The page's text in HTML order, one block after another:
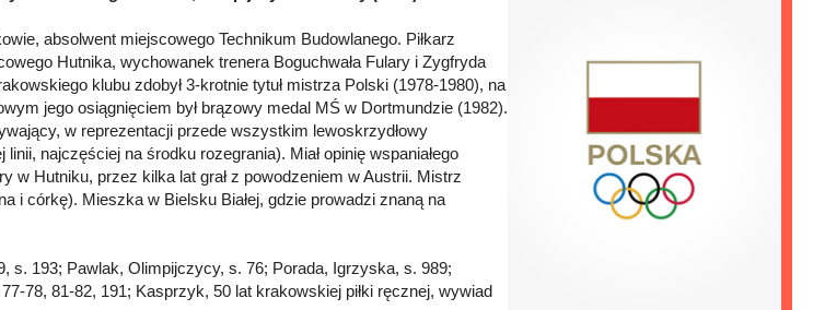
absolwent miejscowego Technikum Budowlanego. Piłkarz
Hutnika, wychowanek trenera Boguchwała Fulary i Zygfryda
klubu zdobył 3-krotnie tytuł mistrza Polski (1978-1980), na
jego osiągnięciem był brązowy medal MŚ w Dortmundzie (1982).
w reprezentacji przede wszystkim lewoskrzydłowy
linii, najczęściej na środku rozegrania). Miał opinię wspaniałego
w Hutniku, przez kilka lat grał z powodzeniem w Austrii. Mistrz
i córkę). Mieszka w Bielsku Białej, gdzie prowadzi znaną na
s. 193; Pawlak, Olimpijczycy, s. 76; Porada, Igrzyska, s. 989;
78, 81-82, 191; Kasprzyk, 50 lat krakowskiej piłki ręcznej, wywiad